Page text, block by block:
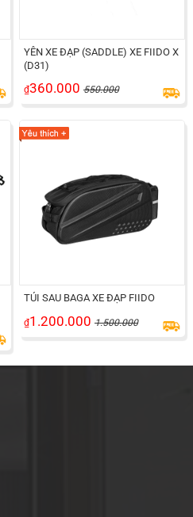
YÊN XE ĐẠP (SADDLE) XE FIIDO X
(D31)
₫360.000 550.000
TÚI SAU BAGA XE ĐẠP FIIDO
₫1.200.000 1.500.000